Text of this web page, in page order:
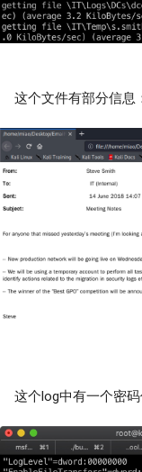
这个文件有部分信息
这个log中有一个密码